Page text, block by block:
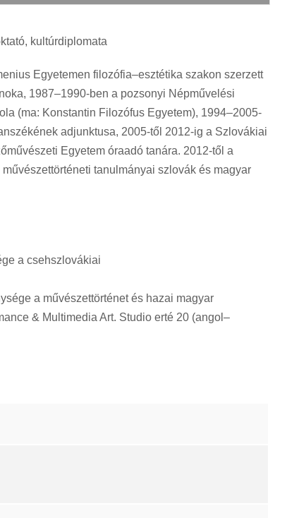
kultúrdiplomata
Egyetemen filozófia–esztétika szakon szerzett
1987–1990-ben a pozsonyi Népművelési
(ma: Konstantin Filozófus Egyetem), 1994–2005-
adjunktusa, 2005-től 2012-ig a Szlovákiai
Egyetem óraadó tanára. 2012-től a
tanulmányai szlovák és magyar
a csehszlovákiai
a művészettörténet és hazai magyar
& Multimedia Art. Studio erté 20 (angol–